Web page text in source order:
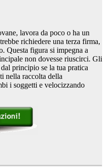
lavora da poco o ha un
richiedere una terza firma,
Questa figura si impegna a
non dovesse riuscirci. Gli
principio se la tua pratica
nella raccolta della
i soggetti e velocizzando